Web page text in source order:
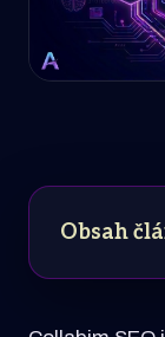
Obsah